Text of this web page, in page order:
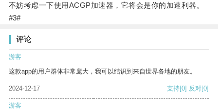
不妨考虑一下使用ACGP加速器，它将会是你的加速利器。
#3#
评论
游客
这款app的用户群体非常庞大，我可以结识到来自世界各地的朋友。
2024-12-17 支持[0] 反对[0]
游客